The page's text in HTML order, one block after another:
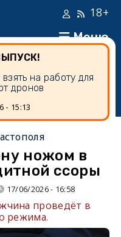
Меню
18+
на работу для
дронов
- 15:13
ножом в
ссоры
17/06/2026 - 16:58
проведёт в
режима.